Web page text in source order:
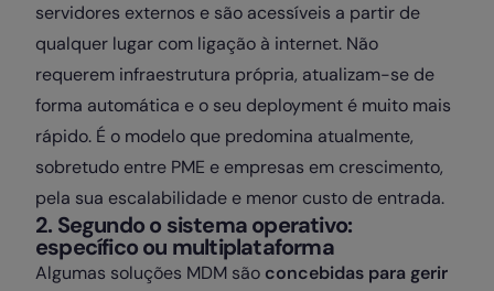
servidores externos e são acessíveis a partir de
qualquer lugar com ligação à internet. Não
requerem infraestrutura própria, atualizam-se de
forma automática e o seu deployment é muito mais
rápido. É o modelo que predomina atualmente,
sobretudo entre PME e empresas em crescimento,
pela sua escalabilidade e menor custo de entrada.
2. Segundo o sistema operativo:
específico ou multiplataforma
Algumas soluções MDM são concebidas para gerir